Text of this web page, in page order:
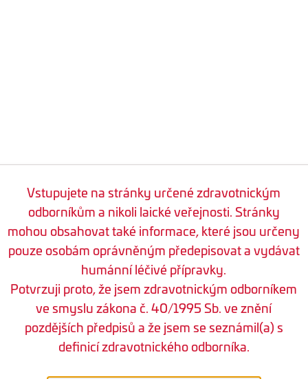
Vstupujete na stránky určené zdravotnickým
odborníkům a nikoli laické veřejnosti. Stránky
mohou obsahovat také informace, které jsou určeny
pouze osobám oprávněným předepisovat a vydávat
humánní léčivé přípravky.
Potvrzuji proto, že jsem zdravotnickým odborníkem
ve smyslu zákona č. 40/1995 Sb. ve znění
pozdějších předpisů a že jsem se seznámil(a) s
definicí zdravotnického odborníka.